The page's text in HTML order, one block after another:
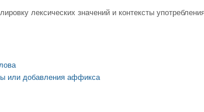
лексических значений и контексты
или добавления аффикса